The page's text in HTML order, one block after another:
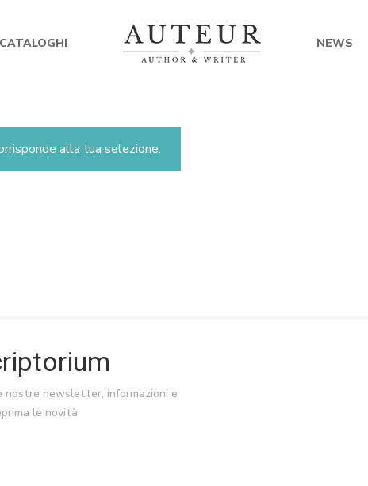
CATALOGHI NEWS
alla tua selezione.
nostre newsletter, informazioni e
le novità